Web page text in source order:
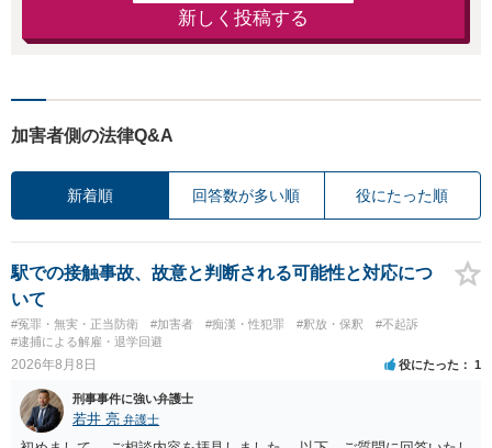
新しく投稿する
加害者側の法律Q&A
新着順 回答数が多い順 役にたった順
駅での接触事故、故意と判断される可能性と対応につ
いて
#冤罪・無実・正当防衛 #加害者 #痴漢・性犯罪 #釈放・保釈
#不起訴
#逮捕による解雇・退学回避
2026年8月8日 役にたった 1
刑事事件に強い弁護士
若井 亮 弁護士